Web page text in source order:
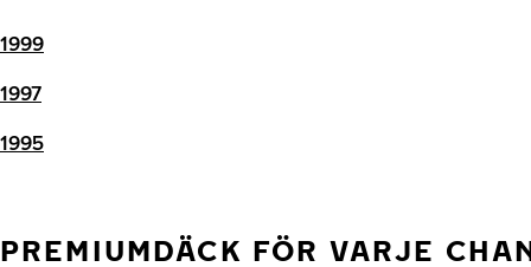
1999
1997
1995
PREMIUMDÄCK FÖR VARJE